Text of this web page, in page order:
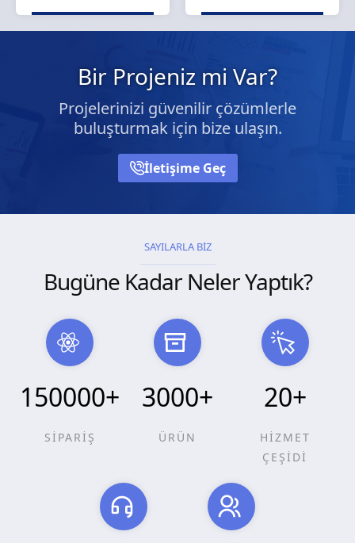
Bir Projeniz mi Var?
Projelerinizi güvenilir çözümlerle
buluşturmak için bize ulaşın.
İletişime Geç
SAYILARLA BİZ
Bugüne Kadar Neler Yaptık?
150000+
SİPARİŞ
3000+
ÜRÜN
20+
HİZMET
ÇEŞİDİ